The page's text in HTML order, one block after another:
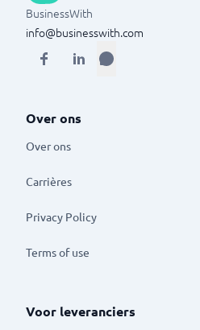
BusinessWith
info@businesswith.com
Over ons
Over ons
Carrières
Privacy Policy
Terms of use
Voor leveranciers